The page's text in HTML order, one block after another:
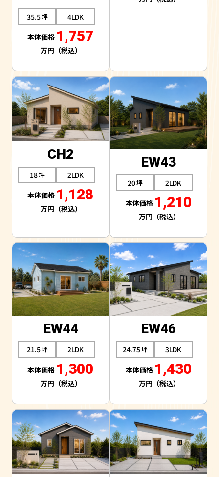
35.5 4LDK
1,757
CH2
18 2LDK
1,128
EW43
20 2LDK
1,210
EW44
21.5 2LDK
1,300
EW46
24.75 3LDK
1,430